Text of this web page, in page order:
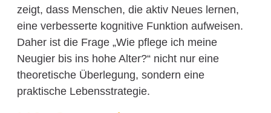
zeigt, dass Menschen, die aktiv Neues lernen,
eine verbesserte kognitive Funktion aufweisen.
Daher ist die Frage „Wie pflege ich meine
Neugier bis ins hohe Alter?“ nicht nur eine
theoretische Überlegung, sondern eine
praktische Lebensstrategie.